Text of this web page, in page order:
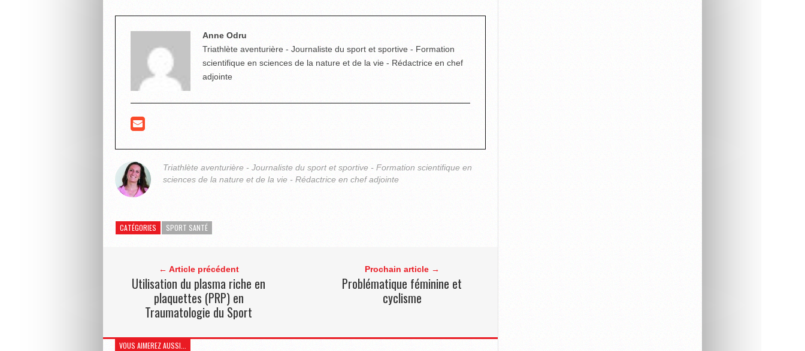
Anne Odru
Triathlète aventurière - Journaliste du sport et sportive - Formation
scientifique en sciences de la nature et de la vie - Rédactrice en chef
adjointe
Triathlète aventurière - Journaliste du sport et sportive - Formation scientifique en
sciences de la nature et de la vie - Rédactrice en chef adjointe
CATÉGORIES SPORT SANTÉ
← Article précédent
Utilisation du plasma riche en
plaquettes (PRP) en
Traumatologie du Sport
Prochain article →
Problématique féminine et
cyclisme
VOUS AIMEREZ AUSSI...